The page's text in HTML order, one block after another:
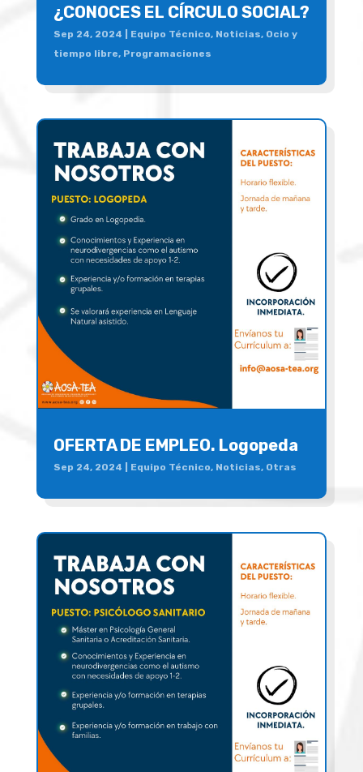
¿CONOCES EL CÍRCULO SOCIAL?
Sep 24, 2024 Equipo Técnico, Noticias, Ocio y
tiempo libre, Programaciones
OFERTA DE EMPLEO. Logopeda
Sep 24, 2024 Equipo Técnico, Noticias, Otras